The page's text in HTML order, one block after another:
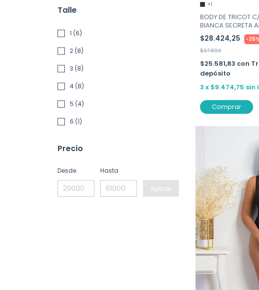
Talle
1 (6)
2 (8)
3 (8)
4 (8)
5 (4)
6 (1)
Precio
Desde Hasta
Aplicar
+1
BODY DE TRICOT
BIANCA SECRETA
$28.424,25 -25%
$37.899
$25.581,83 con
depósito
3 x $9.474,75 sin
Comprar